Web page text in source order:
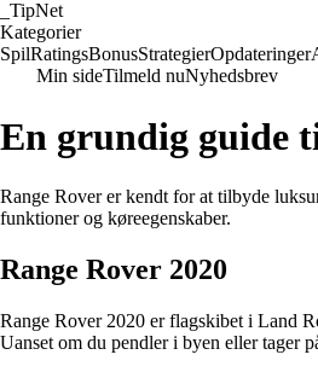
TipNet
Kategorier
SpilRatingsBonusStrategierOpdateringer
Min sideTilmeld nuNyhedsbrev
En grundig guide
Range Rover er kendt for at tilbyde
funktioner og køreegenskaber.
Range Rover 2020
Range Rover 2020 er flagskibet i Land
Uanset om du pendler i byen eller tager